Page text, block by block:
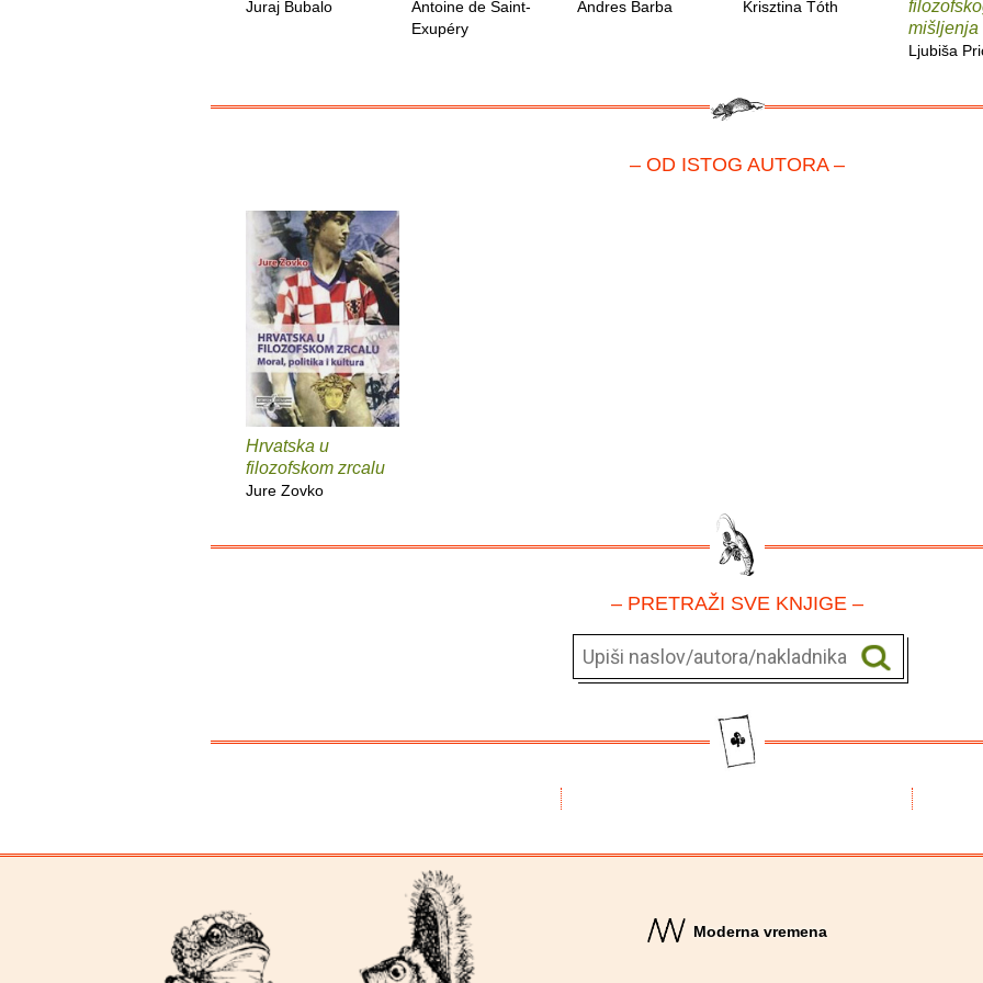
Juraj Bubalo
Antoine de Saint-
Exupéry
Andres Barba Krisztina Tóth
mišljenja
Ljubiša
– OD ISTOG AUTORA –
Hrvatska u
filozofskom zrcalu
Jure Zovko
– PRETRAŽI SVE KNJIGE –
Moderna vremena